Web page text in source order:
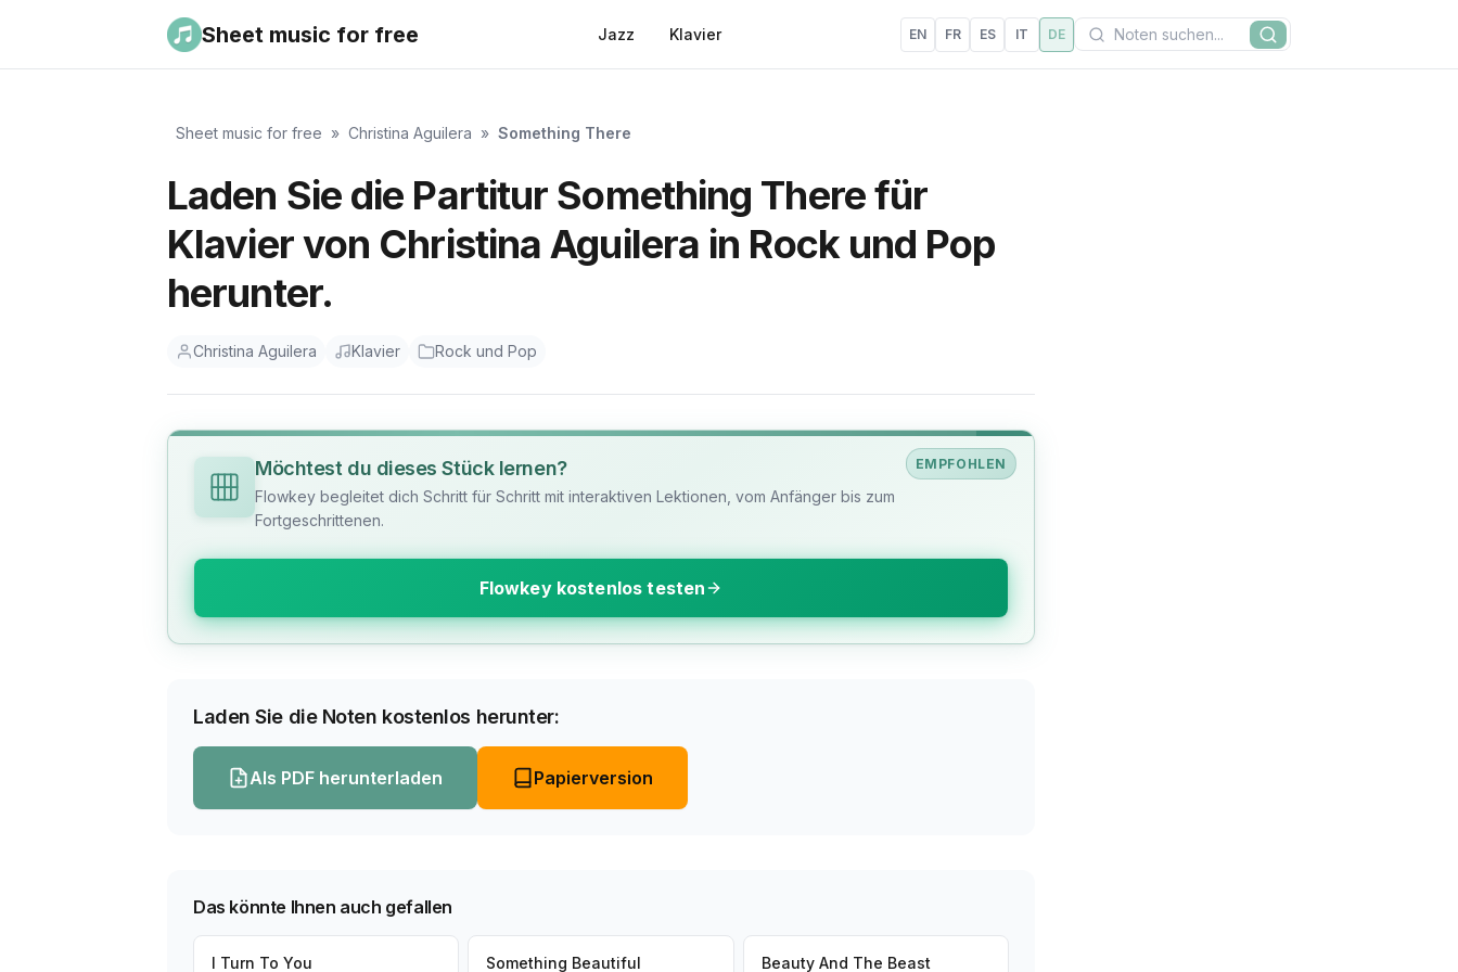
Sheet music for free Jazz Klavier EN FR ES IT DE Suchen
Suche
Sheet music for free » Christina Aguilera » Something There
Laden Sie die Partitur Something There für
Klavier von Christina Aguilera in Rock und Pop
herunter.
Christina Aguilera Klavier Rock und Pop
EMPFOHLEN
Möchtest du dieses Stück lernen?
Flowkey begleitet dich Schritt für Schritt mit interaktiven Lektionen, vom Anfänger bis zum
Fortgeschrittenen.
Flowkey kostenlos testen
Laden Sie die Noten kostenlos herunter:
Als PDF herunterladen Papierversion
Das könnte Ihnen auch gefallen
I Turn To You Something Beautiful Beauty And The Beast